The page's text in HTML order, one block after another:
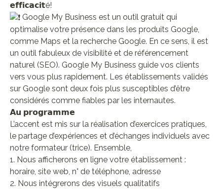
𝗲𝗳𝗳𝗶𝗰𝗮𝗰𝗶𝘁é!
Google My Business est un outil gratuit qui
optimalise votre présence dans les produits Google,
comme Maps et la recherche Google. En ce sens, il est
un outil fabuleux de visibilité et de référencement
naturel (SEO). Google My Business guide vos clients
vers vous plus rapidement. Les établissements validés
sur Google sont deux fois plus susceptibles d’être
considérés comme fiables par les internautes.
𝗔𝘂 𝗽𝗿𝗼𝗴𝗿𝗮𝗺𝗺𝗲
L’accent est mis sur la réalisation d’exercices pratiques,
le partage d’expériences et d’échanges individuels avec
notre formateur (trice). Ensemble,
1. Nous afficherons en ligne votre établissement :
horaire, site web, n° de téléphone, adresse
2. Nous intégrerons des visuels qualitatifs